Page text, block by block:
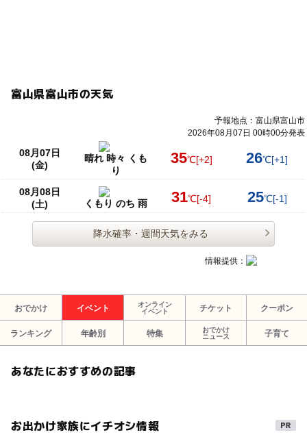
富山県富山市の天気
予報地点：富山県富山市
2026年08月07日 00時00分発表
08月07日
(金)
晴れ 時々 くも
り
35℃[+2] 26℃[+1]
08月08日
(土)
くもり のち 雨 31℃[-4] 25℃[-1]
降水確率・週間天気をみる
情報提供：
おでかけ イベント
オンライン
イベント
チケット クーポン
ランキング 年齢別 特集
おでかけ
ニュース
子育て
あなたにおすすめの記事
お出かけ家族にイチオシ情報